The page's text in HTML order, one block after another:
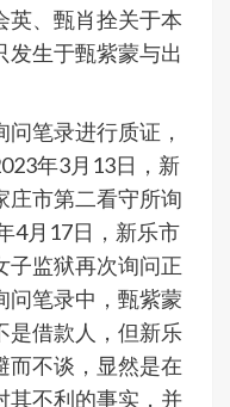
英、甄肖拴关于本
发生于甄紫蒙与出
笔录进行质证，
年3月13日，新
庄市第二看守所询
4月17日，新乐市
子监狱再次询问正
问笔录中，甄紫蒙
是借款人，但新乐
而不谈，显然是在
其不利的事实，并